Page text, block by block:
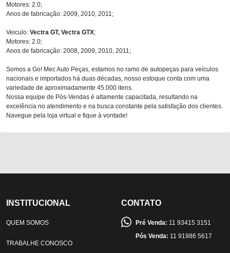
Motores: 2.0;
Anos de fabricação: 2009, 2010, 2011;
Veiculo: Vectra GT, Vectra GTX;
Motores: 2.0;
Anos de fabricação: 2008, 2009, 2010, 2011;
Somos a Go! Mec Auto Peças, estamos no ramo de autopeças para veículos
nacionais e importados há duas décadas, nosso estoque conta com uma
variedade de aproximadamente 45.000 itens.
Nossa equipe de Pós-Vendas é altamente capacitada, resultando na
excelência no atendimento e na busca constante pela satisfação dos clientes.
Navegue pela loja virtual e fique à vontade!
INSTITUCIONAL
QUEM SOMOS
TRABALHE CONOSCO
CONTATO
Pré Venda: 11 93415 3151
Pós Venda: 11 91986 5617